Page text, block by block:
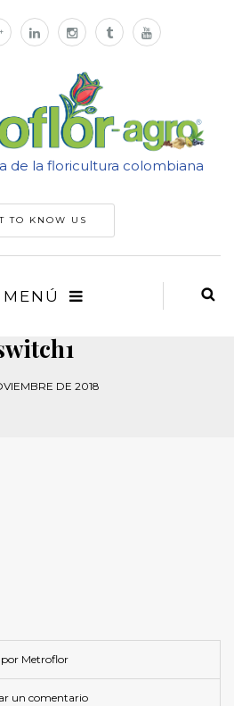
de la floricultura colombiana
TO KNOW US
MENÚ
DE 2018
por Metroflor
un comentario